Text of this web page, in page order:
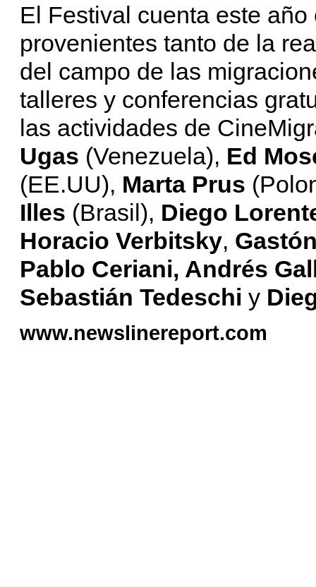
El Festival cuenta este
provenientes tanto de la
del campo de las
talleres y conferencias
las actividades de
Ugas (Venezuela), Ed
(EE.UU), Marta Prus
Illes (Brasil), Diego
Horacio Verbitsky,
Pablo Ceriani, Andrés
Sebastián Tedeschi y
www.newslinereport.com